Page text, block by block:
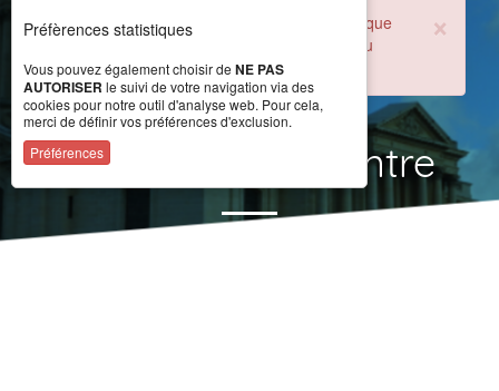
×
Durant la période estivale, l'accueil téléphonique
du CERAH est ouvert de 8h à 16h du lundi au
vendredi.
Actualités du Centre
Préfèrences statistiques
Vous pouvez également choisir de NE PAS
AUTORISER le suivi de votre navigation via des
cookies pour notre outil d'analyse web. Pour cela,
merci de définir vos préférences d'exclusion.
Préférences